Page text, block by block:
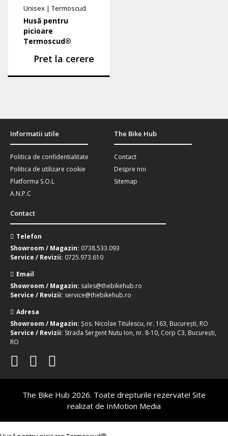
Unisex | Termoscud
Husă pentru
picioare
Termoscud®
Pret la cerere
Informatii utile
Politica de confidentialitate
Politica de utilizare cookie
Platforma S.O.L
A.N.P.C
The Bike Hub
Contact
Despre noi
Sitemap
Contact
Telefon
Showroom / Magazin: 0738.533.093
Service / Revizii: 0725.973.610
Email
Showroom / Magazin: sales@thebikehub.ro
Service / Revizii: service@thebikehub.ro
Adresa
Showroom / Magazin: Șos. Nicolae Titulescu, nr. 163, București, RO
Service / Revizii: Strada Sergent Nutu Ion, nr. 8-10, Corp C3, București,
RO
The Bike Hub 2026. Toate drepturile rezervate! Site
realizat de InMotion Media